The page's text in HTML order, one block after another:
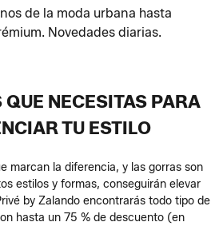
de la moda urbana hasta
Novedades diarias.
QUE NECESITAS PARA
TU ESTILO
marcan la diferencia, y las gorras son
estilos y formas, conseguirán elevar
by Zalando encontrarás todo tipo de
hasta un 75 % de descuento (en